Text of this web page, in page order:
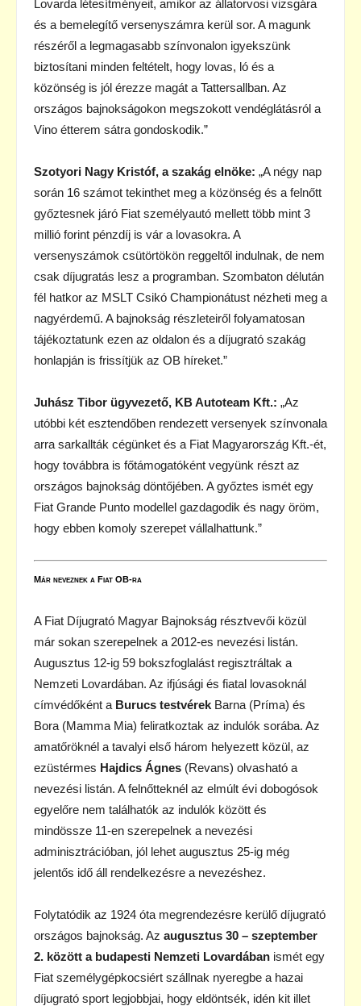
Lovarda létesítményeit, amikor az állatorvosi vizsgára
és a bemelegítő versenyszámra kerül sor. A magunk
részéről a legmagasabb színvonalon igyekszünk
biztosítani minden feltételt, hogy lovas, ló és a
közönség is jól érezze magát a Tattersallban. Az
országos bajnokságokon megszokott vendéglátásról a
Vino étterem sátra gondoskodik.”
Szotyori Nagy Kristóf, a szakág elnöke: „A négy nap
során 16 számot tekinthet meg a közönség és a felnőtt
győztesnek járó Fiat személyautó mellett több mint 3
millió forint pénzdíj is vár a lovasokra. A
versenyszámok csütörtökön reggeltől indulnak, de nem
csak díjugratás lesz a programban. Szombaton délután
fél hatkor az MSLT Csikó Championátust nézheti meg a
nagyérdemű. A bajnokság részleteiről folyamatosan
tájékoztatunk ezen az oldalon és a díjugrató szakág
honlapján is frissítjük az OB híreket.”
Juhász Tibor ügyvezető, KB Autoteam Kft.: „Az
utóbbi két esztendőben rendezett versenyek színvonala
arra sarkallták cégünket és a Fiat Magyarország Kft.-ét,
hogy továbbra is főtámogatóként vegyünk részt az
országos bajnokság döntőjében. A győztes ismét egy
Fiat Grande Punto modellel gazdagodik és nagy öröm,
hogy ebben komoly szerepet vállalhattunk.”
Már neveznek a Fiat OB-ra
A Fiat Díjugrató Magyar Bajnokság résztvevői közül
már sokan szerepelnek a 2012-es nevezési listán.
Augusztus 12-ig 59 bokszfoglalást regisztráltak a
Nemzeti Lovardában. Az ifjúsági és fiatal lovasoknál
címvédőként a Burucs testvérek Barna (Príma) és
Bora (Mamma Mia) feliratkoztak az indulók sorába. Az
amatőröknél a tavalyi első három helyezett közül, az
ezüstérmes Hajdics Ágnes (Revans) olvasható a
nevezési listán. A felnőtteknél az elmúlt évi dobogósok
egyelőre nem találhatók az indulók között és
mindössze 11-en szerepelnek a nevezési
adminisztrációban, jól lehet augusztus 25-ig még
jelentős idő áll rendelkezésre a nevezéshez.
Folytatódik az 1924 óta megrendezésre kerülő díjugrató
országos bajnokság. Az augusztus 30 – szeptember
2. között a budapesti Nemzeti Lovardában ismét egy
Fiat személygépkocsiért szállnak nyeregbe a hazai
díjugrató sport legjobbjai, hogy eldöntsék, idén kit illet